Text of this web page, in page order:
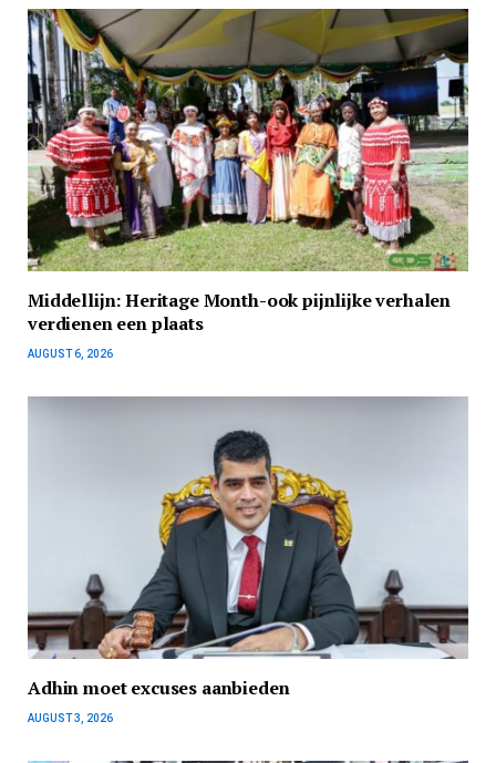
Middellijn: Heritage Month-ook pijnlijke verhalen
verdienen een plaats
AUGUST 6, 2026
Adhin moet excuses aanbieden
AUGUST 3, 2026